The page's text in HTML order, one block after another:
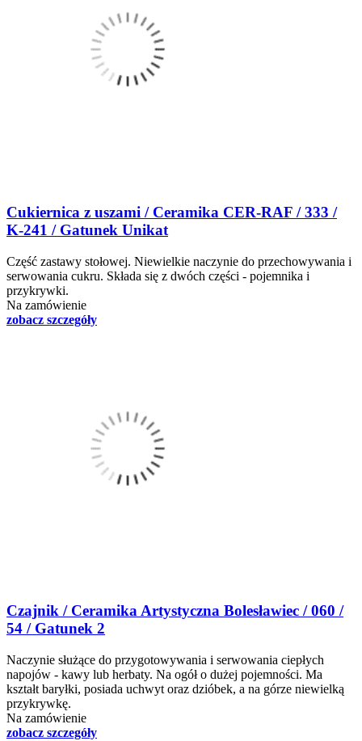
Cukiernica z uszami / Ceramika CER-RAF / 333 /
K-241 / Gatunek Unikat
Część zastawy stołowej. Niewielkie naczynie do przechowywania i
serwowania cukru. Składa się z dwóch części - pojemnika i
przykrywki.
Na zamówienie
zobacz szczegóły
Czajnik / Ceramika Artystyczna Bolesławiec / 060 /
54 / Gatunek 2
Naczynie służące do przygotowywania i serwowania ciepłych
napojów - kawy lub herbaty. Na ogół o dużej pojemności. Ma
kształt baryłki, posiada uchwyt oraz dzióbek, a na górze niewielką
przykrywkę.
Na zamówienie
zobacz szczegóły